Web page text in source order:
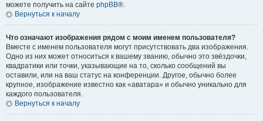
можете получить на сайте phpBB®.
Вернуться к началу
Что означают изображения рядом с моим именем пользователя?
Вместе с именем пользователя могут присутствовать два изображения.
Одно из них может относиться к вашему званию, обычно это звёздочки,
квадратики или точки, указывающие на то, сколько сообщений вы
оставили, или на ваш статус на конференции. Другое, обычно более
крупное, изображение известно как «аватара» и обычно уникально для
каждого пользователя.
Вернуться к началу